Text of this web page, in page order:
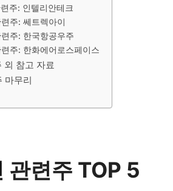
주: 인텔리안테크
주: 쎄트렉아이
주: 한국항공우주
주: 한화에어로스페이스
외 참고 자료
마무리
관련주 TOP 5